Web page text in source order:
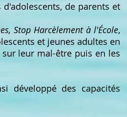
de parents et
Stop Harcèlement à l'École,
et jeunes adultes en
leur mal-être puis en les
développé des capacités